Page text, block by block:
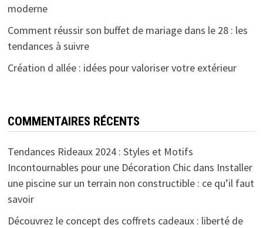
moderne
Comment réussir son buffet de mariage dans le 28 : les
tendances à suivre
Création d allée : idées pour valoriser votre extérieur
COMMENTAIRES RÉCENTS
Tendances Rideaux 2024 : Styles et Motifs
Incontournables pour une Décoration Chicdans Installer
une piscine sur un terrain non constructible : ce qu’il faut
savoir
Découvrez le concept des coffrets cadeaux : liberté de